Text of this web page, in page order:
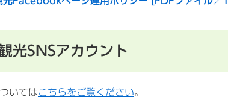
光SNSアカウント
いてはこちらをご覧ください。